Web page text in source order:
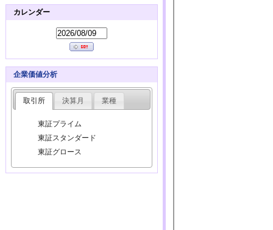
カレンダー
企業価値分析
取引所 決算月 業種
東証プライム
東証スタンダード
東証グロース